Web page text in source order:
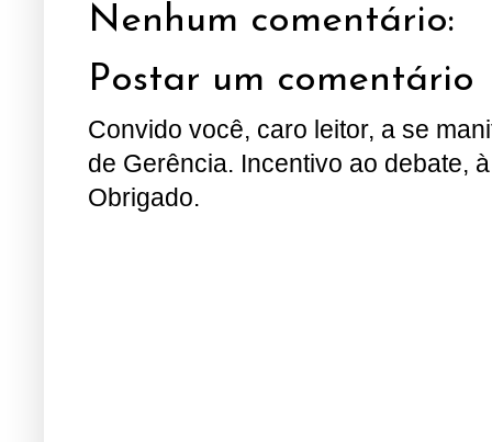
Nenhum comentário:
Postar um comentário
Convido você, caro leitor, a se
de Gerência. Incentivo ao debate,
Obrigado.